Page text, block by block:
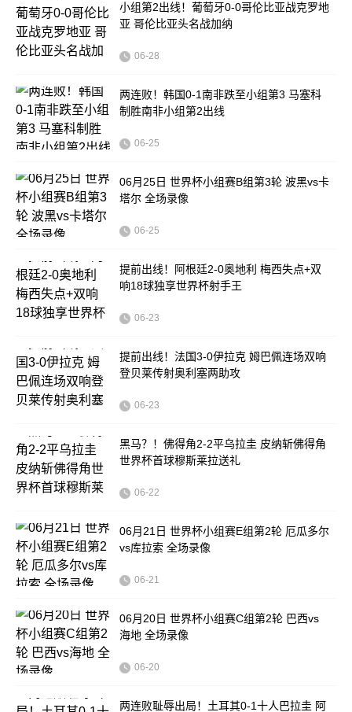
小组第2出线！葡萄牙0-0哥伦比亚战克罗地
亚 哥伦比亚头名战加纳
06-28
两连败！韩国0-1南非跌至小组第3 马塞科
制胜南非小组第2出线
06-25
06月25日 世界杯小组赛B组第3轮 波黑vs卡
塔尔 全场录像
06-25
提前出线！阿根廷2-0奥地利 梅西失点+双
响18球独享世界杯射手王
06-23
提前出线！法国3-0伊拉克 姆巴佩连场双响
登贝莱传射奥利塞两助攻
06-23
黑马？！佛得角2-2平乌拉圭 皮纳斩佛得角
世界杯首球穆斯莱拉送礼
06-22
06月21日 世界杯小组赛E组第2轮 厄瓜多尔
vs库拉索 全场录像
06-21
06月20日 世界杯小组赛C组第2轮 巴西vs
海地 全场录像
06-20
两连败耻辱出局！土耳其0-1十人巴拉圭 阿